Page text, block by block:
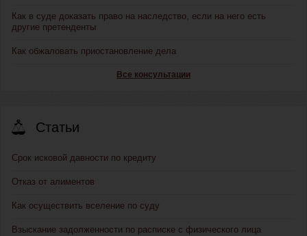
Как в суде доказать право на наследство, если на него есть
другие претенденты
Как обжаловать приостановление дела
Все консультации
Статьи
Срок исковой давности по кредиту
Отказ от алиментов
Как осуществить вселение по суду
Взыскание задолженности по расписке с физического лица